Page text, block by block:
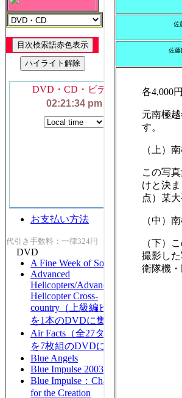
佐
佐藤
各4,000
元南極
す。
（上）
この写
けと決
点）某
（中）
（下）
撮影し
衛隊機